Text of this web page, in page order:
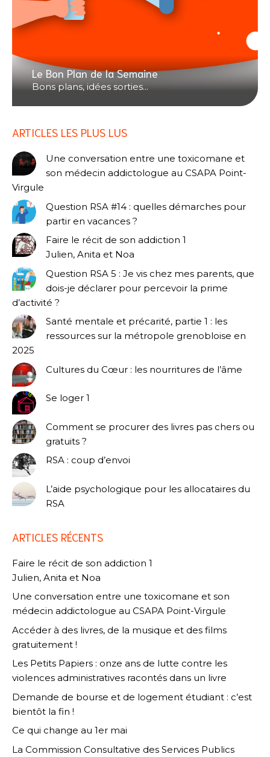
Le Bon Plan de la Semaine
Bons plans, idées sorties...
ARTICLES LES PLUS LUS
Une conversation entre une toxicomane et
son médecin addictologue au CSAPA Point-
Virgule
Question RSA #14 : quelles démarches pour
partir en vacances ?
Faire le récit de son addiction 1
Julien, Anita et Noa
Question RSA 5 : Je vis chez mes parents, que
dois-je déclarer pour percevoir la prime
d’activité ?
Santé mentale et précarité, partie 1 : les
ressources sur la métropole grenobloise en
2025
Cultures du Cœur : les nourritures de l’âme
Se loger 1
Comment se procurer des livres pas chers ou
gratuits ?
RSA : coup d’envoi
L’aide psychologique pour les allocataires du
RSA
ARTICLES RÉCENTS
Faire le récit de son addiction 1
Julien, Anita et Noa
Une conversation entre une toxicomane et son
médecin addictologue au CSAPA Point-Virgule
Accéder à des livres, de la musique et des films
gratuitement !
Les Petits Papiers : onze ans de lutte contre les
violences administratives racontés dans un livre
Demande de bourse et de logement étudiant : c’est
bientôt la fin !
Ce qui change au 1er mai
La Commission Consultative des Services Publics